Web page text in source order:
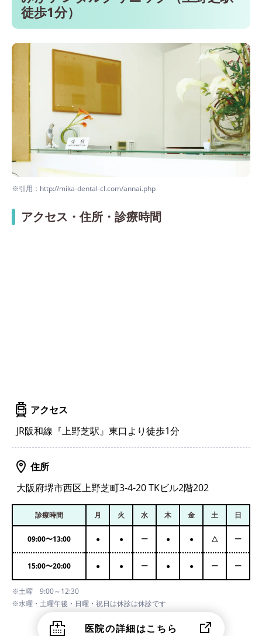
徒歩15分）
医療法人 飯田歯科（栂・美木多駅 徒歩17
医療法人 祐愛会 西村歯科（七道駅 徒歩1分）
なかもずあおぞら歯科クリニック（中百舌鳥
駅 徒歩5分）
山本歯科医院（堺市駅 徒歩7分）
徒歩1分）
※引用：http://mika-dental-cl.com/annai.php
アクセス・住所・診療時間
アクセス
JR阪和線『上野芝駅』東口より徒歩1分
住所
大阪府堺市西区上野芝町3-4-20 TKビル2階202
診療時間 月 火 水 木 金 土 日
09:00〜13:00 ● ● ー ● ● △ ー
15:00〜20:00 ● ● ー ● ● ー ー
※土曜 9:00～12:30
※水曜・土曜午後・日曜・祝日は休診は休診です
医院の詳細はこちら